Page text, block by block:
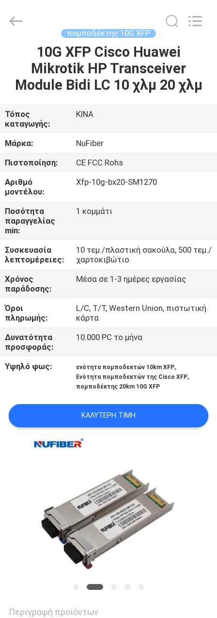
ΠΡΟΪΌΝΤΑ
ΠΕΡΊΠΟΥ
ΕΜΕΊΣ
ΓΎΡΟΣ
ΕΡΓΟΣΤΑΣΊΩΝ
ΠΟΙΟΤΙΚΌΣ
ΈΛΕΓΧΟΣ
ΜΑΣ
ΕΛΆΤΕ
ΣΕ
ΕΠΑΦΉ
ΜΕ
ΕΙΔΉΣΕΙΣ
ΈΝΑ
ΑΠΌΣΠΑΣΜΑ
SITEMAP
ΑΠΟΡΡΉΤΟΥ
Co.,Ltd.
πομποδέκτης 10G XFP
10G XFP Cisco Huawei
Mikrotik HP Transceiver
Module Bidi LC 10 χλμ 20 χλμ
Τόπος
καταγωγής:
ΚΙΝΑ
Μάρκα:
NuFiber
Πιστοποίηση:
CE FCC Rohs
Αριθμό
μοντέλου:
Xfp-10g-bx20-SM1270
Ποσότητα
παραγγελίας
min:
1 κομμάτι
Συσκευασία
λεπτομέρειες:
10 τεμ./πλαστική σακούλα, 500 τεμ./
χαρτοκιβώτιο
Χρόνος
παράδοσης:
Μέσα σε 1-3 ημέρες εργασίας
Όροι
πληρωμής:
L/C, T/T, Western Union, πιστωτική
κάρτα
Δυνατότητα
προσφοράς:
10.000 PC το μήνα
Υψηλό φως: ενότητα πομποδεκτών 10km XFP,
Ενότητα πομποδεκτών της Cisco XFP,
πομποδέκτης 20km 10G XFP
ΚΑΛΎΤΕΡΗ ΤΙΜΉ
Περιγραφή προϊόντων